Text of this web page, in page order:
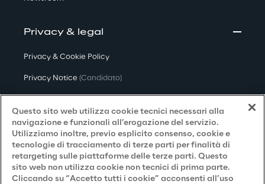
Privacy & legal
Privacy & Cookie Policy
Privacy Notice (Candidato)
Privacy Notice(Fornitore)
Privacy Notice (Marketing)
Accessibilità
Questo sito web utilizza cookie tecnici necessari alla
navigazione e funzionali all’erogazione del servizio.
Utilizziamo inoltre, previo esplicito consenso, cookie e
tecnologie di tracciamento di terze parti per finalità di
retargeting sulle piattaforme delle terze parti. Questo
sito web non utilizza cookie non tecnici di prima parte.
Cliccando su “Accetto tutti i cookie” acconsenti all’uso